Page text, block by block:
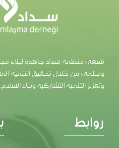
وتعزيز التنمية التشاركية وبناء السلام.
مكتبة الصور